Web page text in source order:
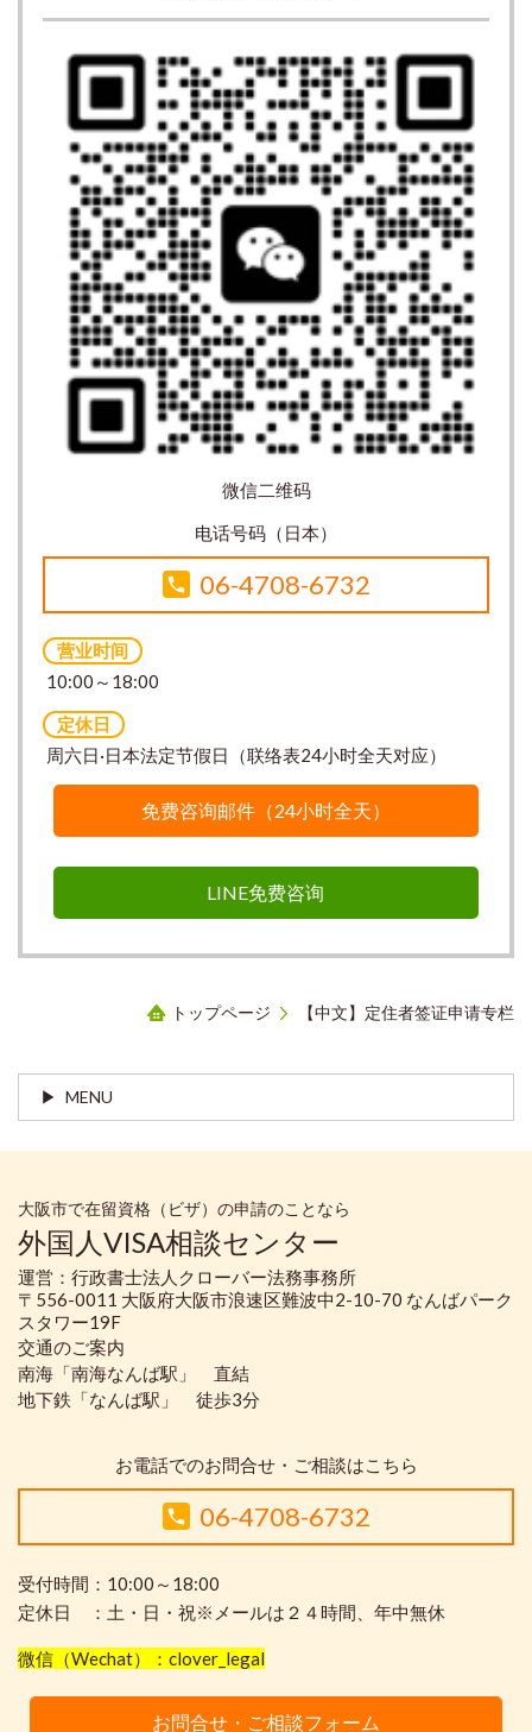
微信二维码
电话号码（日本）
06-4708-6732
营业时间
10:00～18:00
定休日
周六日·日本法定节假日（联络表24小时全天对应）
免费咨询邮件（24小时全天）
LINE免费咨询
トップページ 【中文】定住者签证申请专栏
MENU
大阪市で在留資格（ビザ）の申請のことなら
外国人VISA相談センター
運営：行政書士法人クローバー法務事務所
〒556-0011 大阪府大阪市浪速区難波中2-10-70 なんばパーク
スタワー19F
交通のご案内
南海「南海なんば駅」 直結
地下鉄「なんば駅」 徒歩3分
お電話でのお問合せ・ご相談はこちら
06-4708-6732
受付時間：10:00～18:00
定休日 ：土・日・祝※メールは２４時間、年中無休
微信（Wechat）：clover_legal
お問合せ・ご相談フォーム